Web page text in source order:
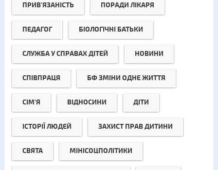
ПРИВ'ЯЗАНІСТЬ ПОРАДИ ЛІКАРЯ
ПЕДАГОГ БІОЛОГІЧНІ БАТЬКИ
СЛУЖБА У СПРАВАХ ДІТЕЙ НОВИНИ
СПІВПРАЦЯ БФ ЗМІНИ ОДНЕ ЖИТТЯ
СІМ'Я ВІДНОСИНИ ДІТИ
ІСТОРІЇ ЛЮДЕЙ ЗАХИСТ ПРАВ ДИТИНИ
СВЯТА МІНІСОЦПОЛІТИКИ